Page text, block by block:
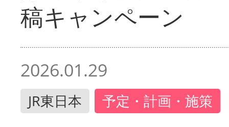
稿キャンペーン
2026.01.29
JR東日本 予定・計画・施策